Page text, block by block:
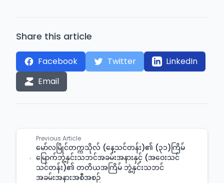
Share this article
Facebook Twitter
LinkedIn
Email
Previous Article
မော်လမြိုင်တက္ကသိုလ် (နေ့သင်တန်း)၏ (၃၁)ကြိမ်
မြောက်ဘွဲ့နှင်းသဘင်အခမ်းအနားနှင့် (အဝေးသင်
သင်တန်း)၏ တတိယအကြိမ် ဘွဲ့နှင်းသဘင်
အခမ်းအနားအစီအစဉ်